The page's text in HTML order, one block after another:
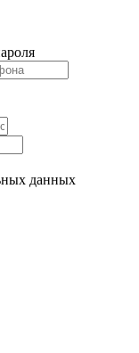
данных